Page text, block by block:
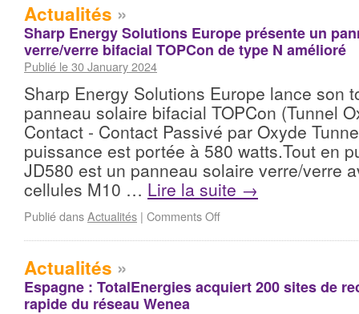
Actualités »
Sharp Energy Solutions Europe présente un
verre/verre bifacial TOPCon de type N amélioré
Publié le 30 January 2024
Sharp Energy Solutions Europe lance son
panneau solaire bifacial TOPCon (Tunnel
Contact - Contact Passivé par Oxyde
puissance est portée à 580 watts.Tout en
JD580 est un panneau solaire verre/verre
cellules M10 … Lire la suite →
Publié dansActualités | Comments Off
Actualités »
Espagne : TotalEnergies acquiert 200 sites de
rapide du réseau Wenea